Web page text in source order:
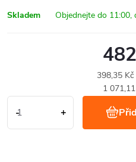
Skladem
398,35
Měrná
1